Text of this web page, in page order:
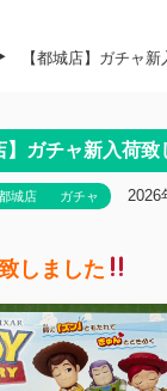
【都城店】ガチャ
】ガチャ新入荷致
城店 ガチャ 2026
しました